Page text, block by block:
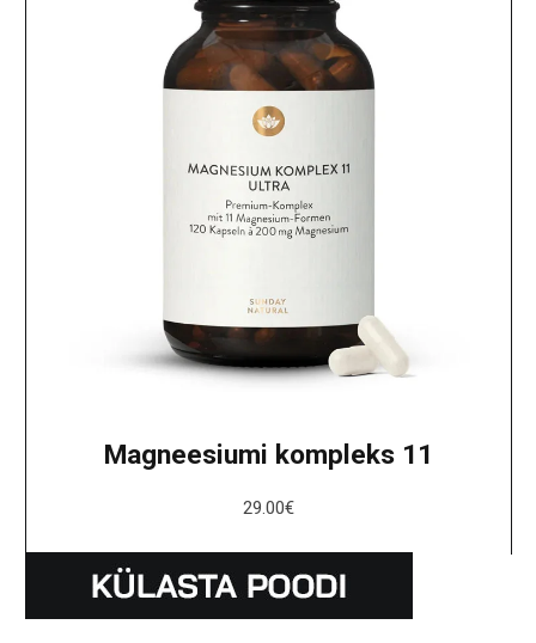
Magneesiumi kompleks 11
29.00€